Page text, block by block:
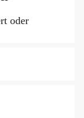
oder